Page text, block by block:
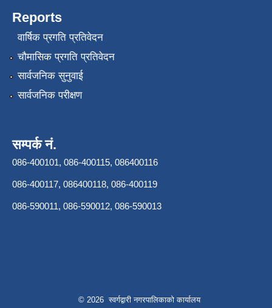
Reports
वार्षिक प्रगति प्रतिवेदन
चौमासिक प्रगति प्रतिवेदन
सार्वजनिक सुनुवाई
सार्वजनिक परीक्षण
सम्पर्क नं.
086-400101, 086-400115, 086400116
086-400117, 086400118, 086-400119
086-590011, 086-590012, 086-590013
© 2026 स्वर्गद्वारी नगरपालिकाको कार्यालय